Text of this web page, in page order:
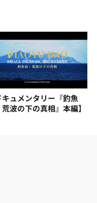
キュメンタリー『釣魚
波の下の真相』本編】